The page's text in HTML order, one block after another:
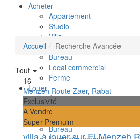
Acheter
Appartement
Studio
Villa
Terrain
Bureau
Local commercial
Ferme
Louer
Appartement
Studio
Villa
Bureau
Accueil Recherche Avancée
Tout
16
Menzeh Route Zaer, Rabat
Exclusivité
A Vendre
Super Premuim